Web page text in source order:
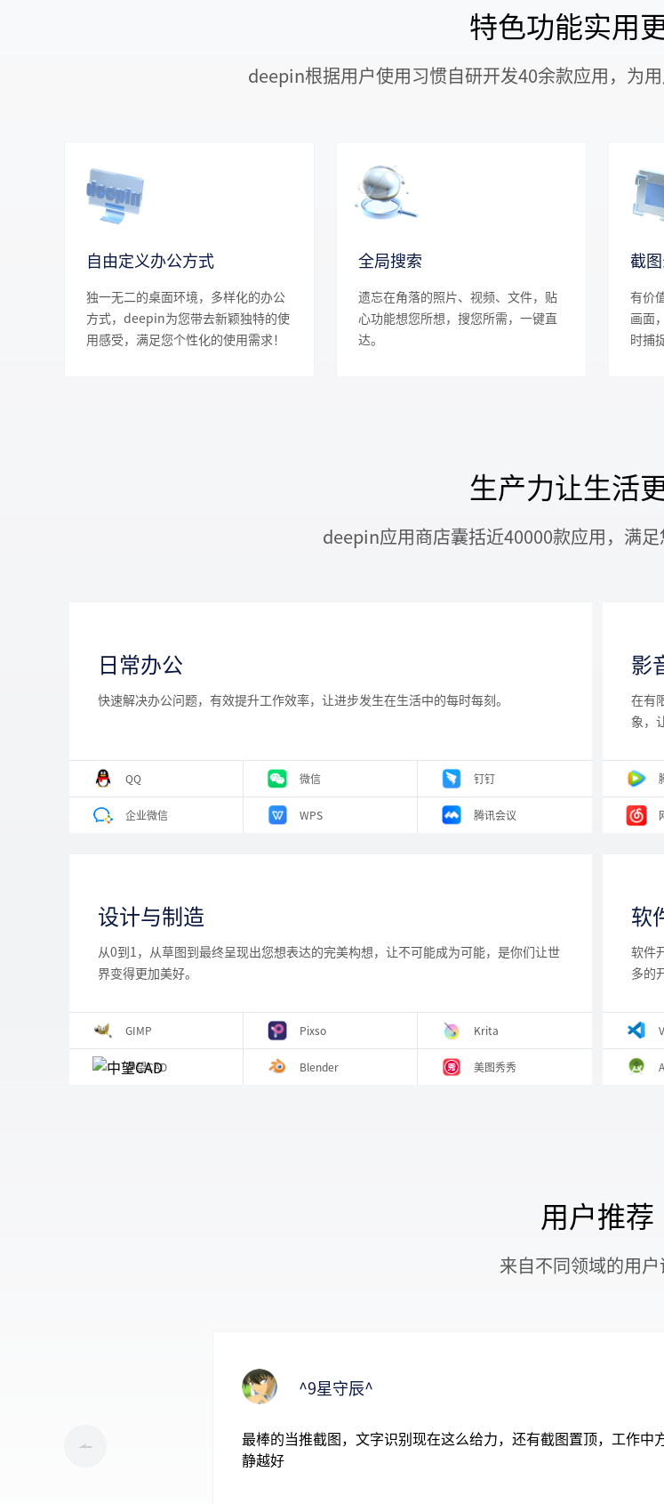
特色功能实用
deepin根据用户使用习惯自研开发40余款应用，为
自由定义办公方式
独一无二的桌面环境，多样化的办公
方式，deepin为您带去新颖独特的使
用感受，满足您个性化的使用需求！
全局搜索
遗忘在角落的照片、视频、文件，贴
心功能想您所想，搜您所需，一键直
达。
截
有价
画面
时捕
生产力让生活
deepin应用商店囊括近40000款应用，满足
日常办公
快速解决办公问题，有效提升工作效率，让进步发生在生活中的每时每刻。
QQ 微信 钉钉
企业微信 WPS 腾讯会议
影
在有
象，
设计与制造
从0到1，从草图到最终呈现出您想表达的完美构想，让不可能成为可能，是你们让世
界变得更加美好。
GIMP Pixso Krita
中望CAD Blender 美图秀秀
软
软件
多的
用户推荐
来自不同领域的用
^9星守辰^
最棒的当推截图，文字识别现在这么给力，还有截图置顶，工作
静越好